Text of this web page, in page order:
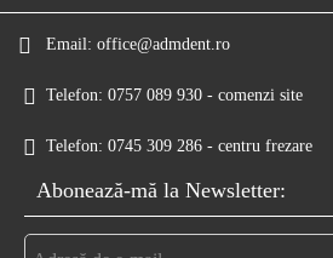
Email: office@admdent.ro
Telefon: 0757 089 930 - comenzi site
Telefon: 0745 309 286 - centru frezare
Abonează-mă la Newsletter: